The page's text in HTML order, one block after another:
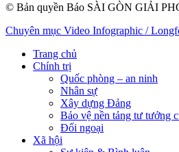
© Bản quyền Báo SÀI GÒN GIẢI
Chuyên mục Video Infographic /
Trang chủ
Chính trị
Quốc phòng – an ninh
Nhân sự
Xây dựng Đảng
Bảo vệ nền tảng tư tưởng
Đối ngoại
Xã hội